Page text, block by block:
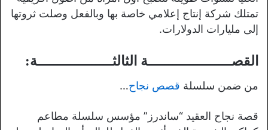
تمتلك شركة إنتاج إعلامي خاصة بها وبالفعل وصلت ثروتها
إلى مليارات الدولارات.
القصــــــــــــــــــــة الثالثــــــــــــــــــة:
من ضمن سلسلة قصص نجاح…
قصة نجاح العقيد “ساندرز” مؤسس سلسلة مطاعم